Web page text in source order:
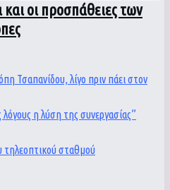
οι προσπάθειες των